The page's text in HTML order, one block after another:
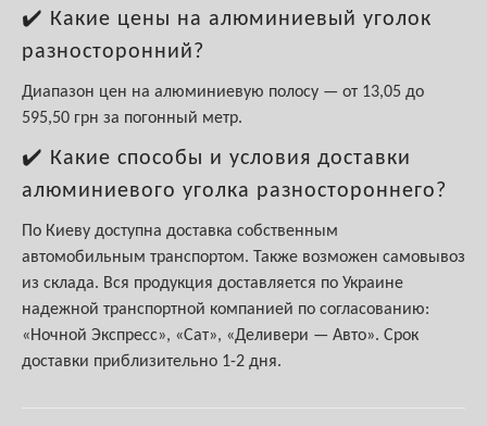
✔️ Какие цены на алюминиевый уголок
разносторонний?
Диапазон цен на алюминиевую полосу — от 13,05 до
595,50 грн за погонный метр.
✔️ Какие способы и условия доставки
алюминиевого уголка разностороннего?
По Киеву доступна доставка собственным
автомобильным транспортом. Также возможен самовывоз
из склада. Вся продукция доставляется по Украине
надежной транспортной компанией по согласованию:
«Ночной Экспресс», «Сат», «Деливери — Авто». Срок
доставки приблизительно 1-2 дня.